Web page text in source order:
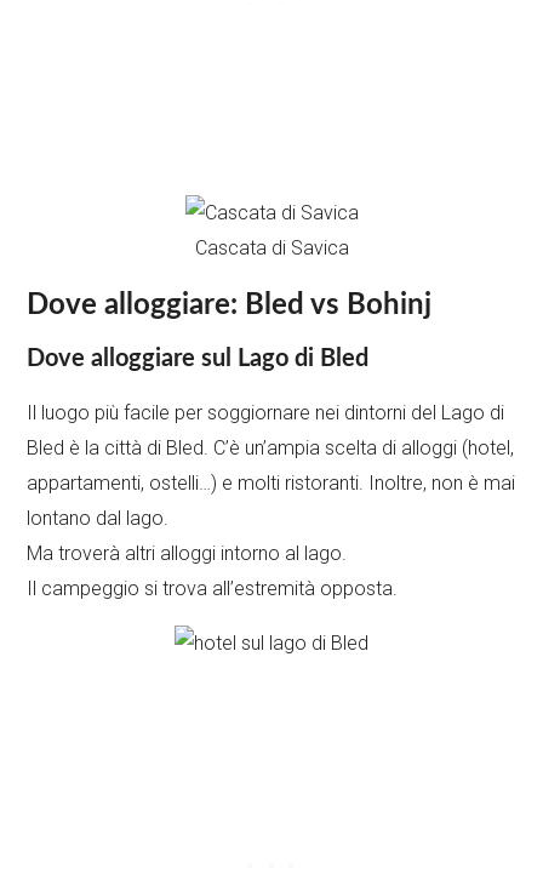
Cascata di Savica
Dove alloggiare: Bled vs Bohinj
Dove alloggiare sul Lago di Bled
Il luogo più facile per soggiornare nei dintorni del Lago di
Bled è la città di Bled. C’è un’ampia scelta di alloggi (hotel,
appartamenti, ostelli…) e molti ristoranti. Inoltre, non è mai
lontano dal lago.
Ma troverà altri alloggi intorno al lago.
Il campeggio si trova all’estremità opposta.